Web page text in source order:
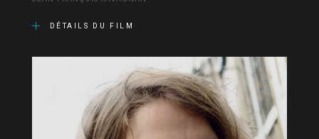
DÉTAILS DU FILM